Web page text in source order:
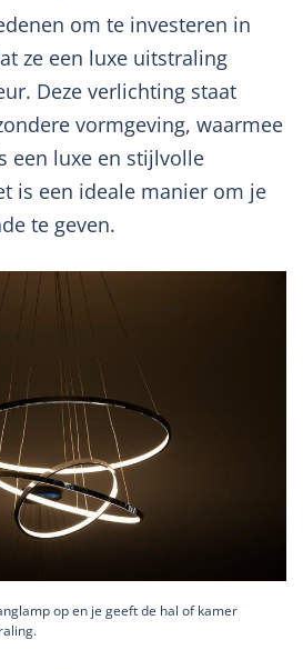
om te investeren in
ze een luxe uitstraling
Deze verlichting staat
vormgeving, waarmee
een luxe en stijlvolle
is een ideale manier om je
te geven.
op en je geeft de hal of kamer